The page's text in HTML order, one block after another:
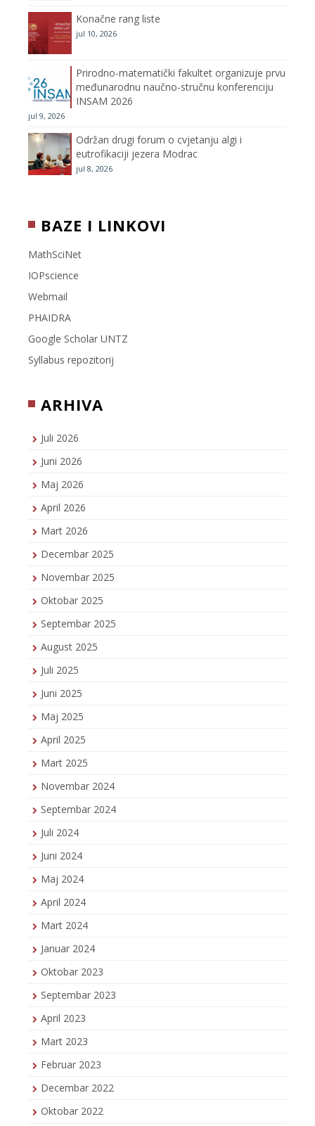
e
Konačne rang liste
jul 10, 2026
Prirodno-matematički fakultet organizuje prvu
međunarodnu naučno-stručnu konferenciju
INSAM 2026
jul 9, 2026
Održan drugi forum o cvjetanju algi i
eutrofikaciji jezera Modrac
jul 8, 2026
BAZE I LINKOVI
MathSciNet
IOPscience
Webmail
PHAIDRA
Google Scholar UNTZ
Syllabus repozitorij
ARHIVA
Juli 2026
Juni 2026
Maj 2026
April 2026
Mart 2026
Decembar 2025
Novembar 2025
Oktobar 2025
Septembar 2025
August 2025
Juli 2025
Juni 2025
Maj 2025
April 2025
Mart 2025
Novembar 2024
Septembar 2024
Juli 2024
Juni 2024
Maj 2024
April 2024
Mart 2024
Januar 2024
Oktobar 2023
Septembar 2023
April 2023
Mart 2023
Februar 2023
Decembar 2022
Oktobar 2022